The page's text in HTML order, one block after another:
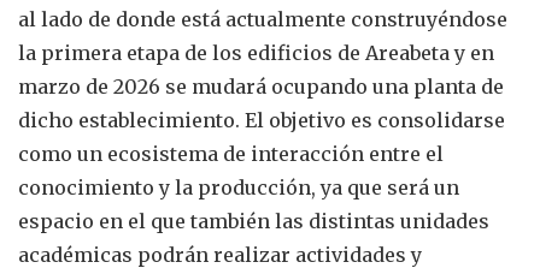
al lado de donde está actualmente construyéndose
la primera etapa de los edificios de Areabeta y en
marzo de 2026 se mudará ocupando una planta de
dicho establecimiento. El objetivo es consolidarse
como un ecosistema de interacción entre el
conocimiento y la producción, ya que será un
espacio en el que también las distintas unidades
académicas podrán realizar actividades y